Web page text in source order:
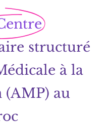
structuré
à la
(AMP) au